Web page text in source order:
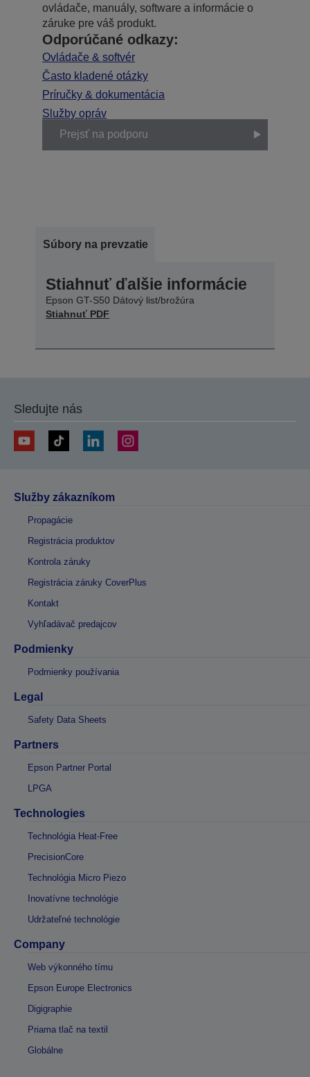
ovládače, manuály, software a informácie o
záruke pre váš produkt.
Odporúčané odkazy:
Ovládače & softvér
Často kladené otázky
Príručky & dokumentácia
Služby opráv
Prejsť na podporu
Súbory na prevzatie
Stiahnuť ďalšie informácie
Epson GT-S50 Dátový list/brožúra
Stiahnuť PDF
Sledujte nás
Služby zákazníkom
Propagácie
Registrácia produktov
Kontrola záruky
Registrácia záruky CoverPlus
Kontakt
Vyhľadávač predajcov
Podmienky
Podmienky používania
Legal
Safety Data Sheets
Partners
Epson Partner Portal
LPGA
Technologies
Technológia Heat-Free
PrecisionCore
Technológia Micro Piezo
Inovatívne technológie
Udržateľné technológie
Company
Web výkonného tímu
Epson Europe Electronics
Digigraphie
Priama tlač na textil
Globálne